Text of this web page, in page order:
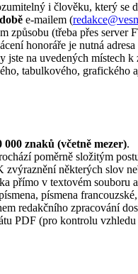
i člověku, který se
e-mailem (
způsobu (třeba přes server
honoráře je nutná
jste na uvedených místech
tabulkového, grafického
000 znaků (včetně mezer).
poměrně složitým
zvýraznění některých slov
přímo v textovém souboru
písmena
redakčního zpracování
PDF (pro kontrolu